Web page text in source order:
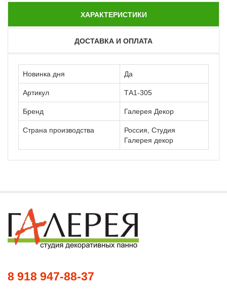
ХАРАКТЕРИСТИКИ
ДОСТАВКА И ОПЛАТА
Новинка дня Да
Артикул ТА1-305
Бренд Галерея Декор
Страна производства
Россия, Студия
Галерея декор
8 918 947-88-37